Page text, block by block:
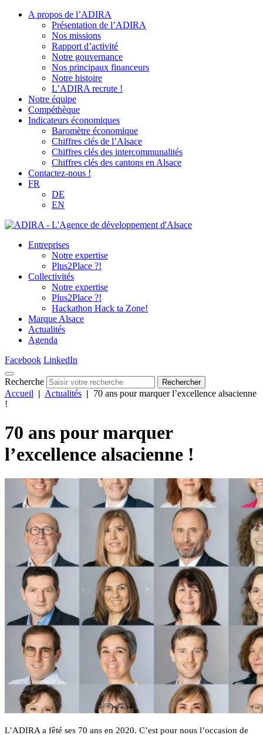
A propos de l’ADIRA
Présentation de l’ADIRA
Nos missions
Rapport d’activité
Notre gouvernance
Nos principaux financeurs
Notre histoire
L’ADIRA recrute !
Notre équipe
Compéthèque
Indicateurs économiques
Baromètre économique
Chiffres clés de l’Alsace
Chiffres clés des intercommunalités
Chiffres clés des cantons en Alsace
Contactez-nous !
FR
DE
EN
Entreprises
Notre expertise
Plus2Place ?!
Collectivités
Notre expertise
Plus2Place ?!
Hackathon Hack ta Zone!
Marque Alsace
Actualités
Agenda
Facebook LinkedIn
Recherche Rechercher
Accueil | Actualités | 70 ans pour marquer l’excellence alsacienne
!
70 ans pour marquer
l’excellence alsacienne !
L’ADIRA a fêté ses 70 ans en 2020. C’est pour nous l’occasion de